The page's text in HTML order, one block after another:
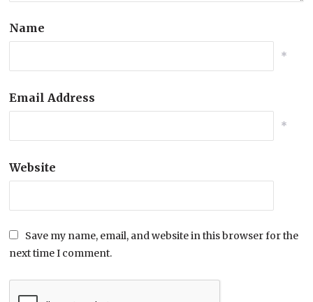
Name
*
Email Address
*
Website
Save my name, email, and website in this browser for the
next time I comment.